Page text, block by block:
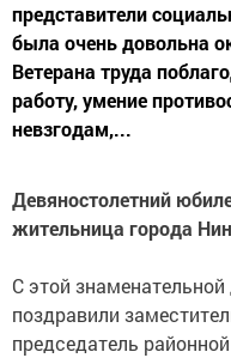
представители
была очень довольна
Ветерана труда
работу, умение
невзгодам,...
Девяностолетний
жительница города
С этой
поздравили
председатель